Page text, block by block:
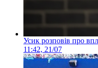
Усик розповів про
11:42, 21/07